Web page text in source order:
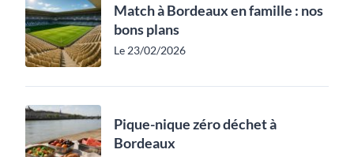
Match à Bordeaux en famille : nos
bons plans
Le 23/02/2026
Pique-nique zéro déchet à
Bordeaux